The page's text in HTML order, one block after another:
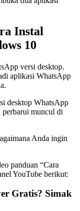
Instal
10
versi desktop.
aplikasi WhatsApp
desktop WhatsApp
perbarui muncul di
Anda ingin
panduan “Cara
YouTube berikut:
Gratis? Simak